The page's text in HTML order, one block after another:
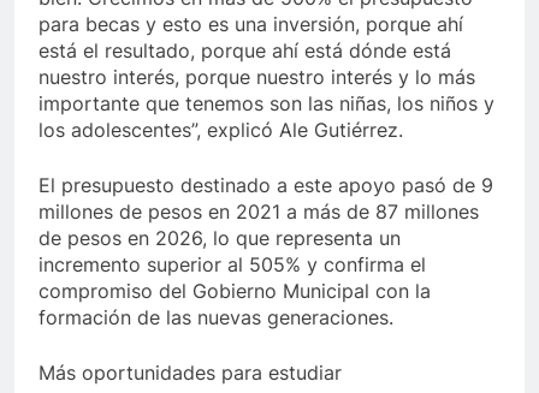
para becas y esto es una inversión, porque ahí
está el resultado, porque ahí está dónde está
nuestro interés, porque nuestro interés y lo más
importante que tenemos son las niñas, los niños y
los adolescentes”, explicó Ale Gutiérrez.
El presupuesto destinado a este apoyo pasó de 9
millones de pesos en 2021 a más de 87 millones
de pesos en 2026, lo que representa un
incremento superior al 505% y confirma el
compromiso del Gobierno Municipal con la
formación de las nuevas generaciones.
Más oportunidades para estudiar